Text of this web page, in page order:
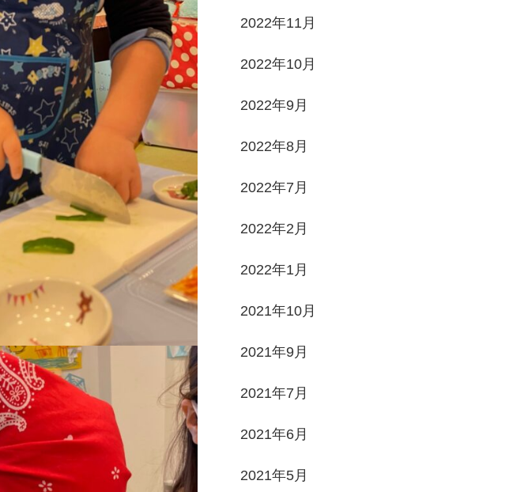
2022年11月
2022年10月
2022年9月
2022年8月
2022年7月
2022年2月
2022年1月
2021年10月
2021年9月
2021年7月
2021年6月
2021年5月